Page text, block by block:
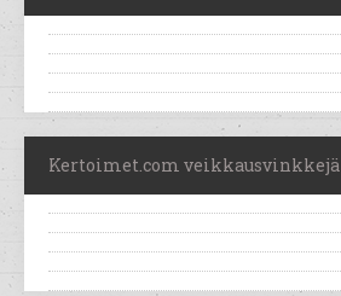
Kertoimet.com veikkausvinkkejä